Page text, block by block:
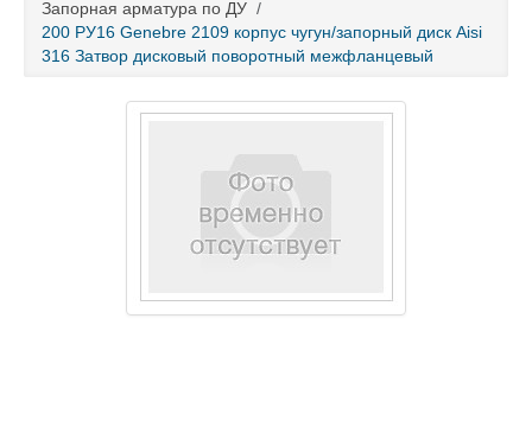
О компании
Каталог товаров
Услуги и работы
Запорная арматура по ДУ /
200 РУ16 Genebre 2109 корпус чугун/запорный диск Aisi
316 Затвор дисковый поворотный межфланцевый